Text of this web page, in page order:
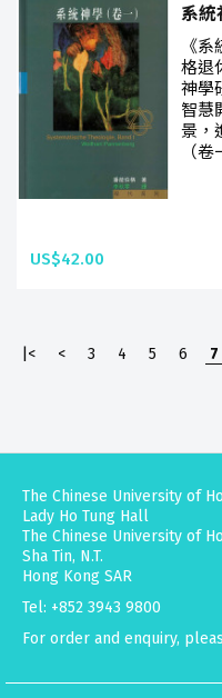
系統
《
格退
神學
智慧
景，
（
US$42.00
|< < 3 4 5 6 7
The Chinese University of
Lady Ho Tung Hall
The Chinese University of
Sha Tin, N.T.
Hong Kong SAR
Tel: +852 3943 9800
For order and enquiry,